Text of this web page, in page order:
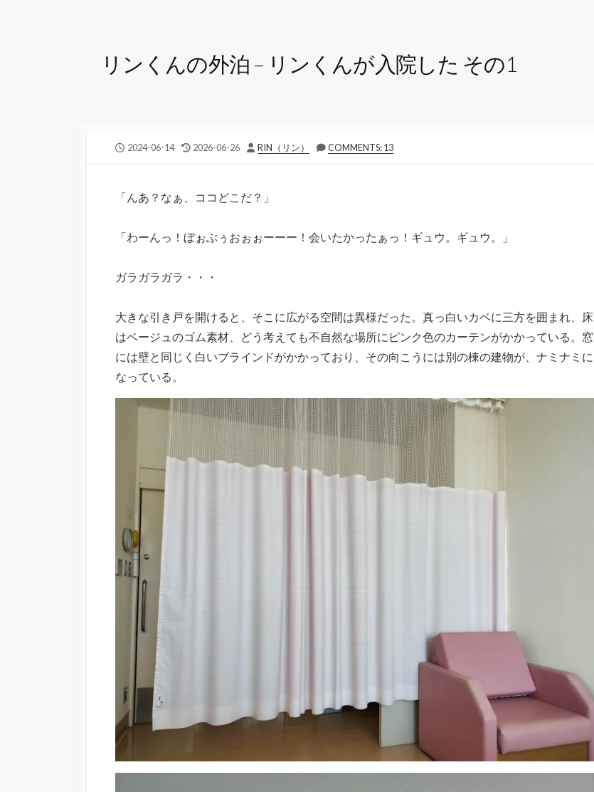
リンくんの外泊 – リンくんが入院した その1
公
2024-06-14
最
日
2026-06-26
投
RIN（リン） COMMENTS: 13
「んあ？なぁ、ココどこだ？」
「わーんっ！ぼぉぶぅおぉぉーーー！会いたかったぁっ！ギュウ。ギュウ。」
ガラガラガラ・・・
大きな引き戸を開けると、そこに広がる空間は異様だった。真っ白いカベに三方を囲まれ、床
はベージュのゴム素材、どう考えても不自然な場所にピンク色のカーテンがかかっている。窓
には壁と同じく白いブラインドがかかっており、その向こうには別の棟の建物が、ナミナミに
なっている。